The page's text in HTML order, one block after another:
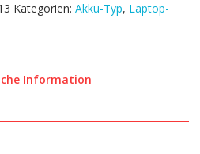
Kategorien: Akku-Typ, Laptop-
Information